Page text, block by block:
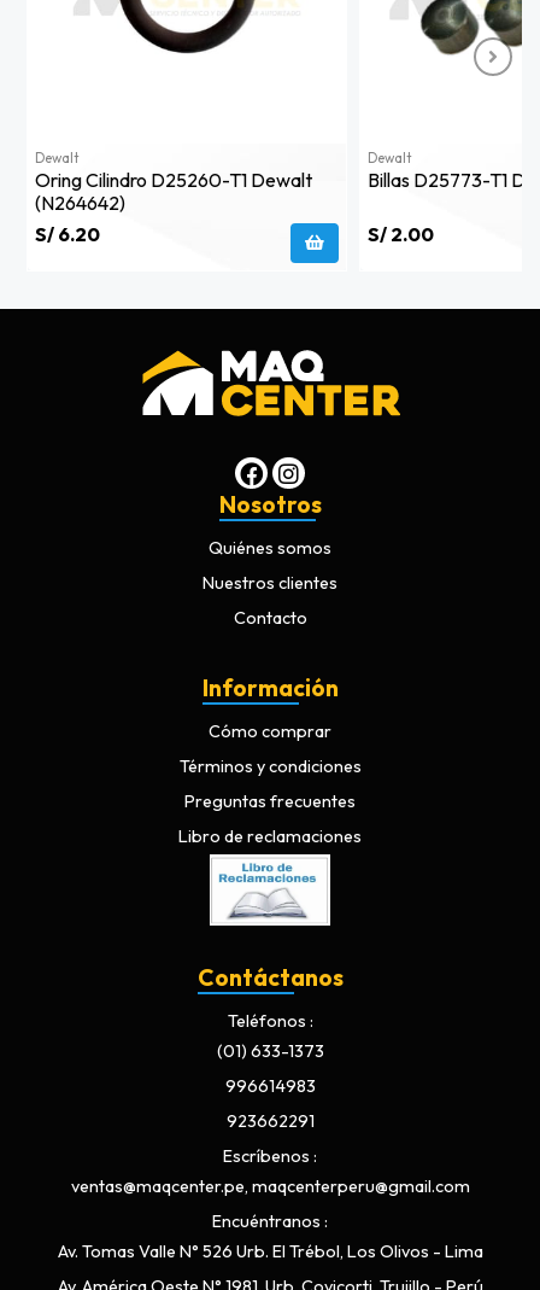
Dewalt
Oring Cilindro D25260-T1 Dewalt
(n264642)
S/ 6.20
Dewalt
Billas D25773-T1
S/ 2.00
Nosotros
Quiénes somos
Nuestros clientes
Contacto
Información
Cómo comprar
Términos y condiciones
Preguntas frecuentes
Libro de reclamaciones
Contáctanos
Teléfonos
(01) 633-1373
996614983
923662291
Escríbenos
ventas@maqcenter.pe, maqcenterperu@gmail.com
Encuéntranos
Av. Tomas Valle N° 526 Urb. El Trébol, Los Olivos - Lima